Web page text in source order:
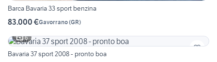
Barca Bavaria 33 sport benzina
83.000 €Gavorrano(GR)
6
Bavaria 37 sport 2008 - pronto boa